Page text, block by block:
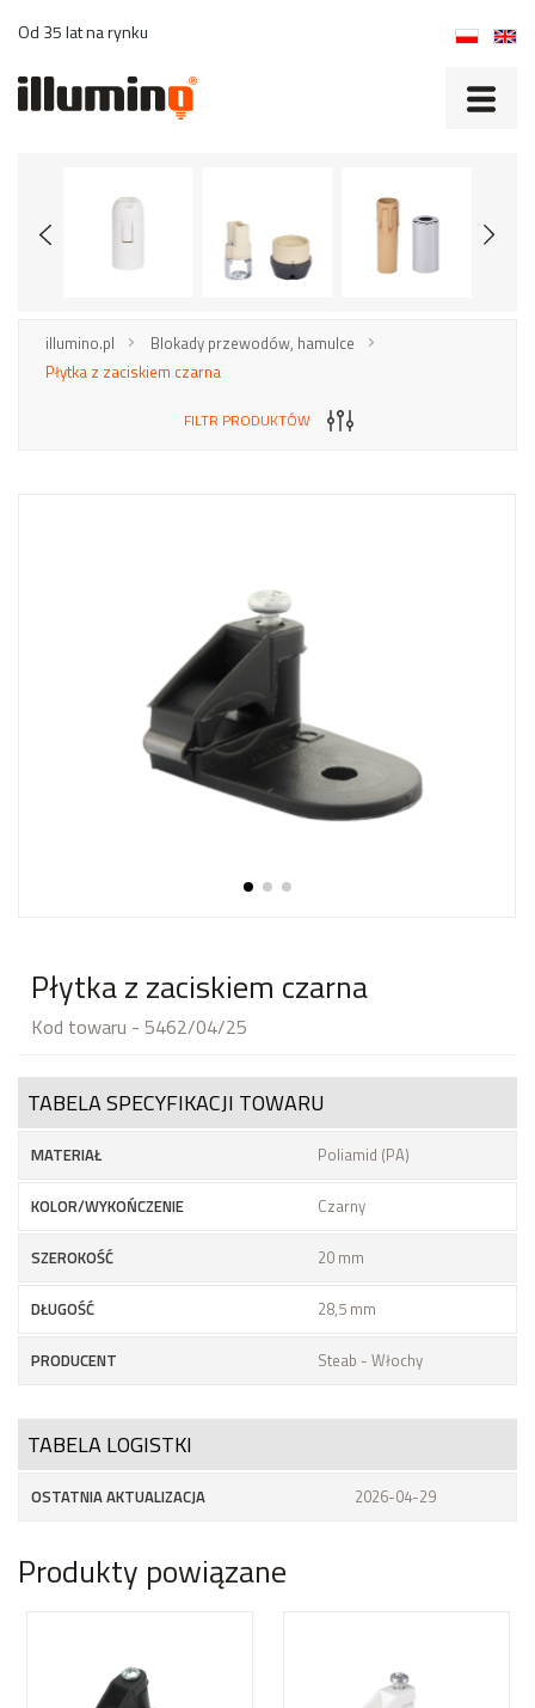
Od 35 lat na rynku
illumino.pl
Blokady przewodów, hamulce
Płytka z zaciskiem czarna
FILTR PRODUKTÓW
Płytka z zaciskiem czarna
Kod towaru - 5462/04/25
TABELA SPECYFIKACJI TOWARU
MATERIAŁ Poliamid (PA)
KOLOR/WYKOŃCZENIE Czarny
SZEROKOŚĆ 20 mm
DŁUGOŚĆ 28,5 mm
PRODUCENT Steab - Włochy
TABELA LOGISTKI
OSTATNIA AKTUALIZACJA 2026-04-29
Produkty powiązane